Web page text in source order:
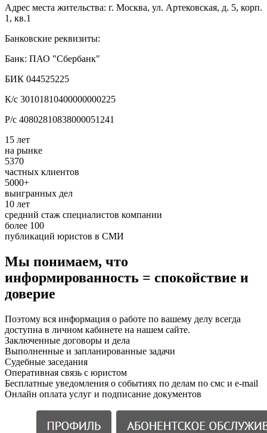
Адрес места жительства: г. Москва, ул. Артековская, д. 5, корп.
1, кв.1
Банковские реквизиты:
Банк: ПАО "Сбербанк"
БИК 044525225
К/с 30101810400000000225
Р/с 40802810838000051241
15 лет
на рынке
5370
частных клиентов
5000+
выигранных дел
10 лет
средний стаж специалистов компании
более 100
публикаций юристов в СМИ
Мы понимаем, что
информированность = спокойствие и
доверие
Поэтому вся информация о работе по вашему делу всегда
доступна в личном кабинете на нашем сайте.
Заключенные договоры и дела
Выполненные и запланированные задачи
Судебные заседания
Оперативная связь с юристом
Бесплатные уведомления о событиях по делам по смс и e-mail
Онлайн оплата услуг и подписание документов